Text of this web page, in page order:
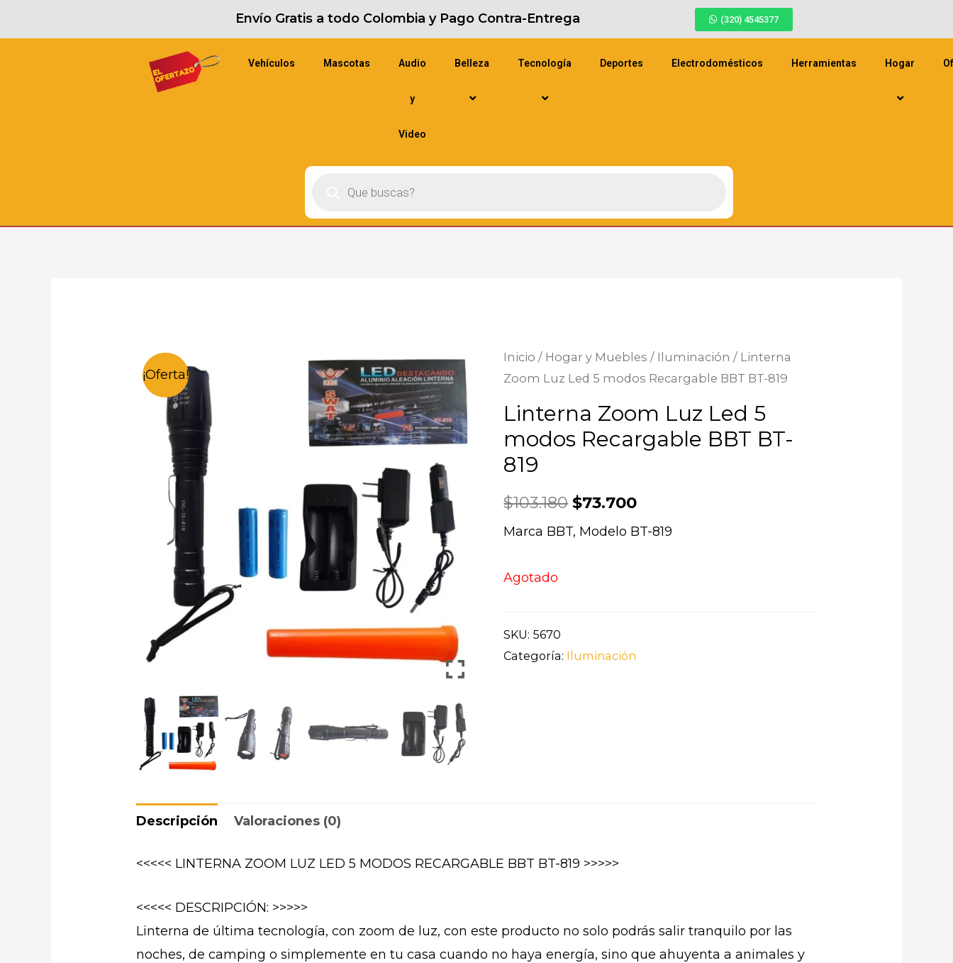
Envío Gratis a todo Colombia y Pago Contra-Entrega (320) 4545377
Vehículos Mascotas Audio
y
Video
Belleza Tecnología Deportes Electrodomésticos Herramientas Hogar
¡Oferta!
Inicio / Hogar y Muebles / Iluminación / Linterna
Zoom Luz Led 5 modos Recargable BBT BT-819
Linterna Zoom Luz Led 5
modos Recargable BBT BT-
819
$103.180 $73.700
Marca BBT, Modelo BT-819
Agotado
SKU: 5670
Categoría: Iluminación
Descripción Valoraciones (0)
<<<<< LINTERNA ZOOM LUZ LED 5 MODOS RECARGABLE BBT BT-819 >>>>>
<<<<< DESCRIPCIÓN: >>>>>
Linterna de última tecnología, con zoom de luz, con este producto no solo podrás salir tranquilo por las
noches, de camping o simplemente en tu casa cuando no haya energía, sino que ahuyenta a animales y